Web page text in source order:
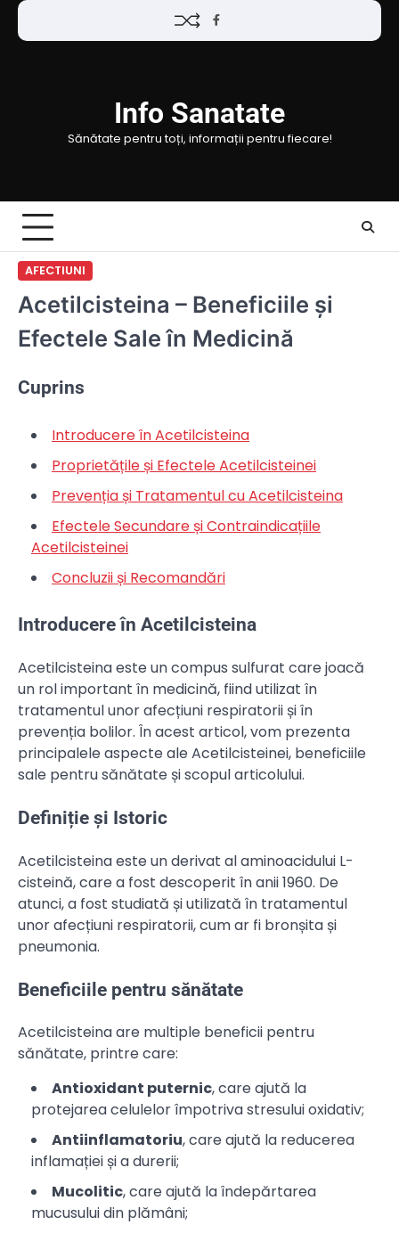
Skip
Facebook
Info Sanatate
Sănătate pentru toți, informații pentru fiecare!
AFECTIUNI
Acetilcisteina – Beneficiile și
Efectele Sale în Medicină
Cuprins
Introducere în Acetilcisteina
Proprietățile și Efectele Acetilcisteinei
Prevenția și Tratamentul cu Acetilcisteina
Efectele Secundare și Contraindicațiile
Acetilcisteinei
Concluzii și Recomandări
Introducere în Acetilcisteina
Acetilcisteina este un compus sulfurat care joacă
un rol important în medicină, fiind utilizat în
tratamentul unor afecțiuni respiratorii și în
prevenția bolilor. În acest articol, vom prezenta
principalele aspecte ale Acetilcisteinei, beneficiile
sale pentru sănătate și scopul articolului.
Definiție și Istoric
Acetilcisteina este un derivat al aminoacidului L-
cisteină, care a fost descoperit în anii 1960. De
atunci, a fost studiată și utilizată în tratamentul
unor afecțiuni respiratorii, cum ar fi bronșita și
pneumonia.
Beneficiile pentru sănătate
Acetilcisteina are multiple beneficii pentru
sănătate, printre care:
Antioxidant puternic, care ajută la
protejarea celulelor împotriva stresului oxidativ;
Antiinflamatoriu, care ajută la reducerea
inflamației și a durerii;
Mucolitic, care ajută la îndepărtarea
mucusului din plămâni;